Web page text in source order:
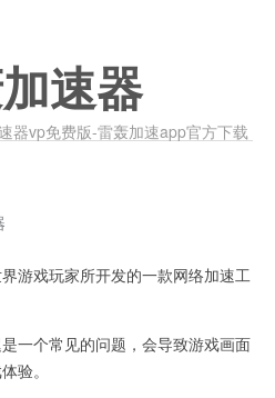
速器
器vp免费版-雷轰加速app官方下载
戏玩家所开发的一款网络加速工
个常见的问题，会导致游戏画面
验。